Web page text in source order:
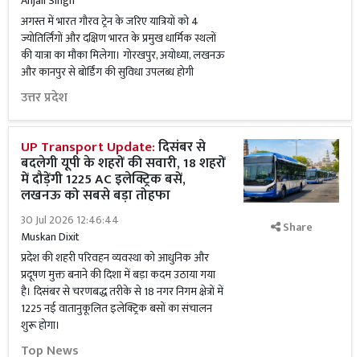
अगस्त में भारत गौरव ट्रेन के जरिए यात्रियों को 4
ज्योतिर्लिंगों और दक्षिण भारत के प्रमुख धार्मिक स्थलों
की यात्रा का मौका मिलेगा। गोरखपुर, अयोध्या, लखनऊ
और कानपुर से बोर्डिंग की सुविधा उपलब्ध होगी
उत्तर प्रदेश
UP Transport Update:दिसंबर से
बदलेगी यूपी के शहरों की सवारी, 18 शहरों
में दौड़ेंगी 1225 AC इलेक्ट्रिक बसें,
लखनऊ को सबसे बड़ा तोहफा
30 Jul 2026 12:46:44
Muskan Dixit
प्रदेश की शहरी परिवहन व्यवस्था को आधुनिक और
प्रदूषण मुक्त बनाने की दिशा में बड़ा कदम उठाया गया
है। दिसंबर से चरणबद्ध तरीके से 18 नगर निगम क्षेत्रों में
1225 नई वातानुकूलित इलेक्ट्रिक बसों का संचालन
शुरू होगा।
Top News
Share